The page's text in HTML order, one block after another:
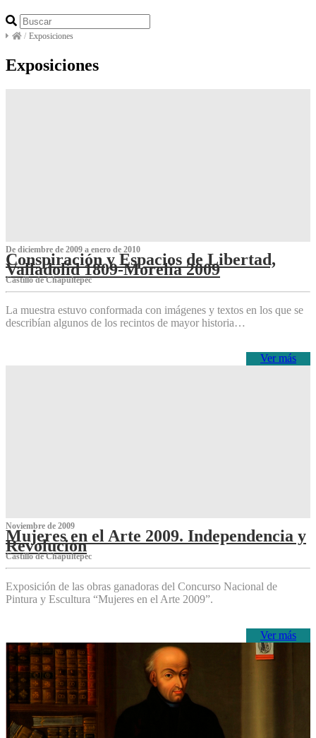
/ Exposiciones
Exposiciones
De diciembre de 2009 a enero de 2010
Conspiración y Espacios de Libertad,
Valladolid 1809-Morelia 2009
Castillo de Chapultepec
La muestra estuvo conformada con imágenes y textos en los que se
describían algunos de los recintos de mayor historia…
Ver más
Noviembre de 2009
Mujeres en el Arte 2009. Independencia y
Revolución
Castillo de Chapultepec
Exposición de las obras ganadoras del Concurso Nacional de
Pintura y Escultura “Mujeres en el Arte 2009”.
Ver más